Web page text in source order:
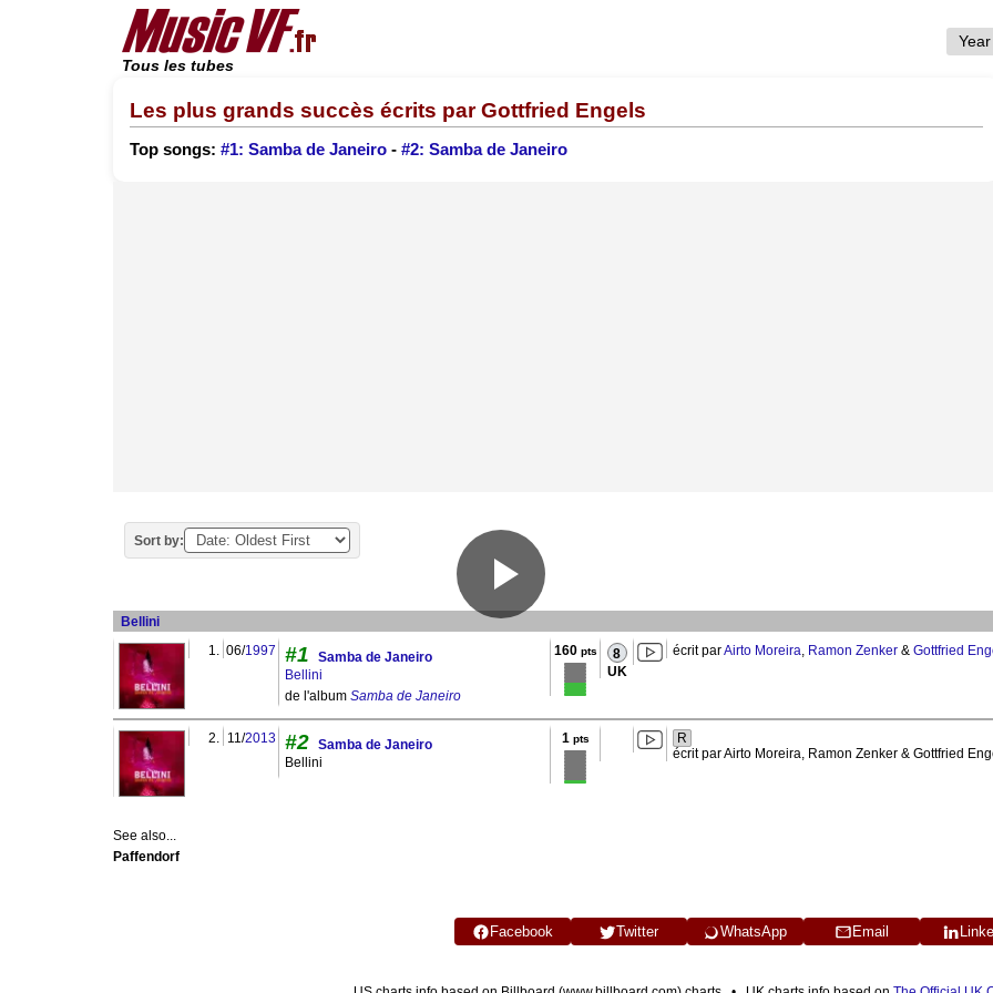
Tous les tubes
Les plus grands succès écrits par Gottfried Engels
Top songs: #1: Samba de Janeiro - #2: Samba de Janeiro
Sort by:
Bellini
1. 06/1997 #1
Samba de Janeiro
Bellini
de l'album Samba de Janeiro
160pts 8
UK
écrit parAirto Moreira, Ramon Zenker & Gottfried
2. 11/2013 #2 Samba de Janeiro
Bellini
1 pts
R
écrit par Airto Moreira, Ramon Zenker & Gottfried
See also...
Paffendorf
Facebook Twitter WhatsApp Email